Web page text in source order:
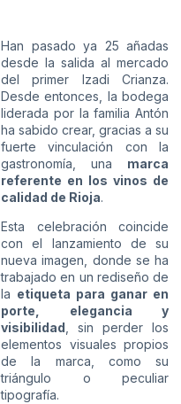
Han pasado ya 25 añadas
desde la salida al mercado
del primer Izadi Crianza.
Desde entonces, la bodega
liderada por la familia Antón
ha sabido crear, gracias a su
fuerte vinculación con la
gastronomía, una marca
referente en los vinos de
calidad de Rioja.
Esta celebración coincide
con el lanzamiento de su
nueva imagen, donde se ha
trabajado en un rediseño de
la etiqueta para ganar en
porte, elegancia y
visibilidad , sin perder los
elementos visuales propios
de la marca, como su
triángulo o peculiar
tipografía.